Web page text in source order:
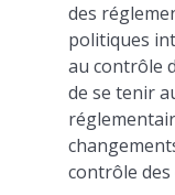
des
politiques
au contrôle
de se tenir
contrôle des